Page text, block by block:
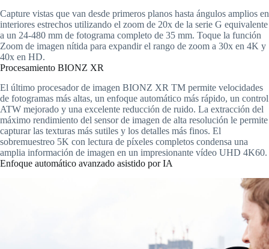
Capture vistas que van desde primeros planos hasta ángulos amplios en
interiores estrechos utilizando el zoom de 20x de la serie G equivalente
a un 24-480 mm de fotograma completo de 35 mm. Toque la función
Zoom de imagen nítida para expandir el rango de zoom a 30x en 4K y
40x en HD.
Procesamiento BIONZ XR
El último procesador de imagen BIONZ XR TM permite velocidades
de fotogramas más altas, un enfoque automático más rápido, un control
ATW mejorado y una excelente reducción de ruido. La extracción del
máximo rendimiento del sensor de imagen de alta resolución le permite
capturar las texturas más sutiles y los detalles más finos. El
sobremuestreo 5K con lectura de píxeles completos condensa una
amplia información de imagen en un impresionante vídeo UHD 4K60.
Enfoque automático avanzado asistido por IA